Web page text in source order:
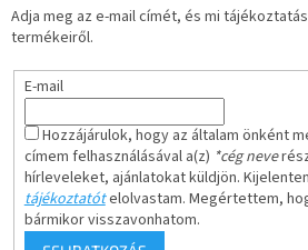
Adja meg az e-mail címét, és mi
termékeiről.
E-mail
Hozzájárulok, hogy az általam önként
címem felhasználásával a(z) *cég neve
hírleveleket, ajánlatokat küldjön.
tájékoztatótelolvastam. Megértettem,
bármikor visszavonhatom.